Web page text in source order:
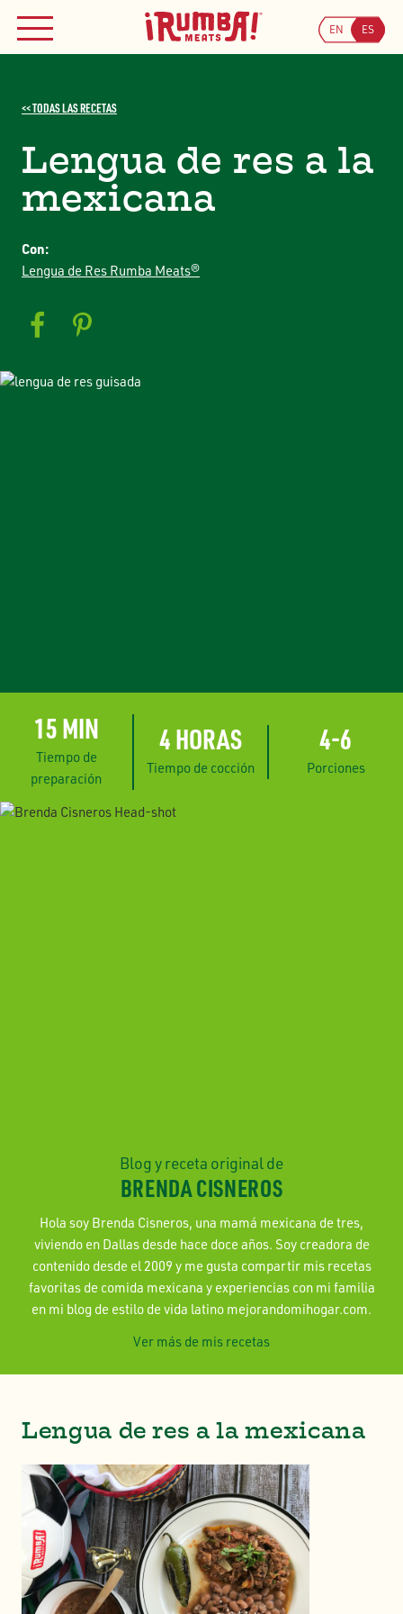
content
MENÚ
Buscar
EN ES
<< TODAS LAS RECETAS
Lengua de res a la
mexicana
Con:
Lengua de Res Rumba Meats®
15 MIN
Tiempo de
preparación
4 HORAS
Tiempo de cocción
4-6
Porciones
Blog y receta original de
BRENDA CISNEROS
Hola soy Brenda Cisneros, una mamá mexicana de tres,
viviendo en Dallas desde hace doce años. Soy creadora de
contenido desde el 2009 y me gusta compartir mis recetas
favoritas de comida mexicana y experiencias con mi familia
en mi blog de estilo de vida latino mejorandomihogar.com.
Ver más de mis recetas
Lengua de res a la mexicana